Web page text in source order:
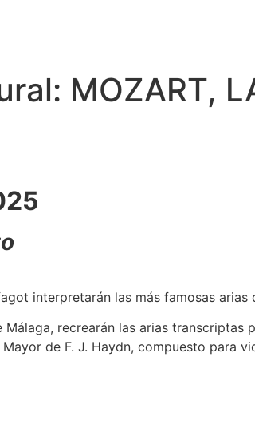
MOZART,
interpretarán las más famosas
recrearán las arias
de F. J. Haydn, compuesto para